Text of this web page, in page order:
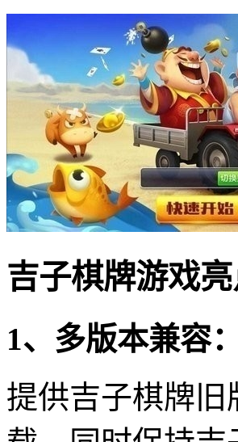
吉子棋牌游戏
1、多版本兼容：
提供吉子棋牌旧